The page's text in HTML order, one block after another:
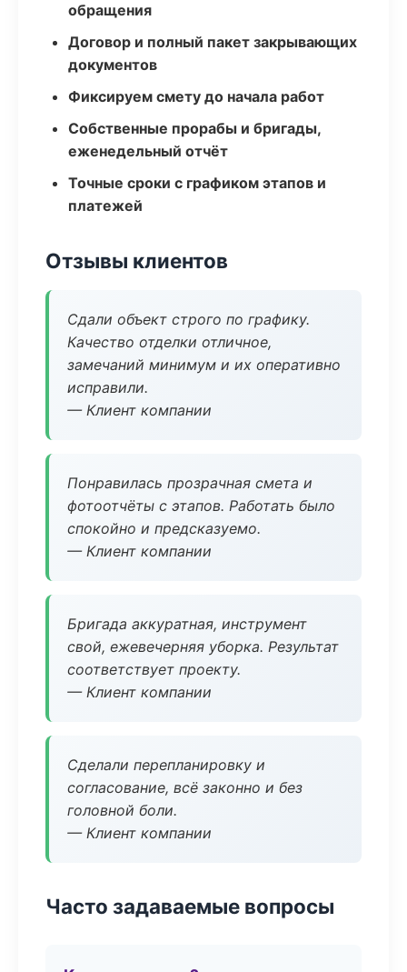
обращения
Договор и полный пакет закрывающих
документов
Фиксируем смету до начала работ
Собственные прорабы и бригады,
еженедельный отчёт
Точные сроки с графиком этапов и
платежей
Отзывы клиентов
Сдали объект строго по графику.
Качество отделки отличное,
замечаний минимум и их оперативно
исправили.
— Клиент компании
Понравилась прозрачная смета и
фотоотчёты с этапов. Работать было
спокойно и предсказуемо.
— Клиент компании
Бригада аккуратная, инструмент
свой, ежевечерняя уборка. Результат
соответствует проекту.
— Клиент компании
Сделали перепланировку и
согласование, всё законно и без
головной боли.
— Клиент компании
Часто задаваемые вопросы